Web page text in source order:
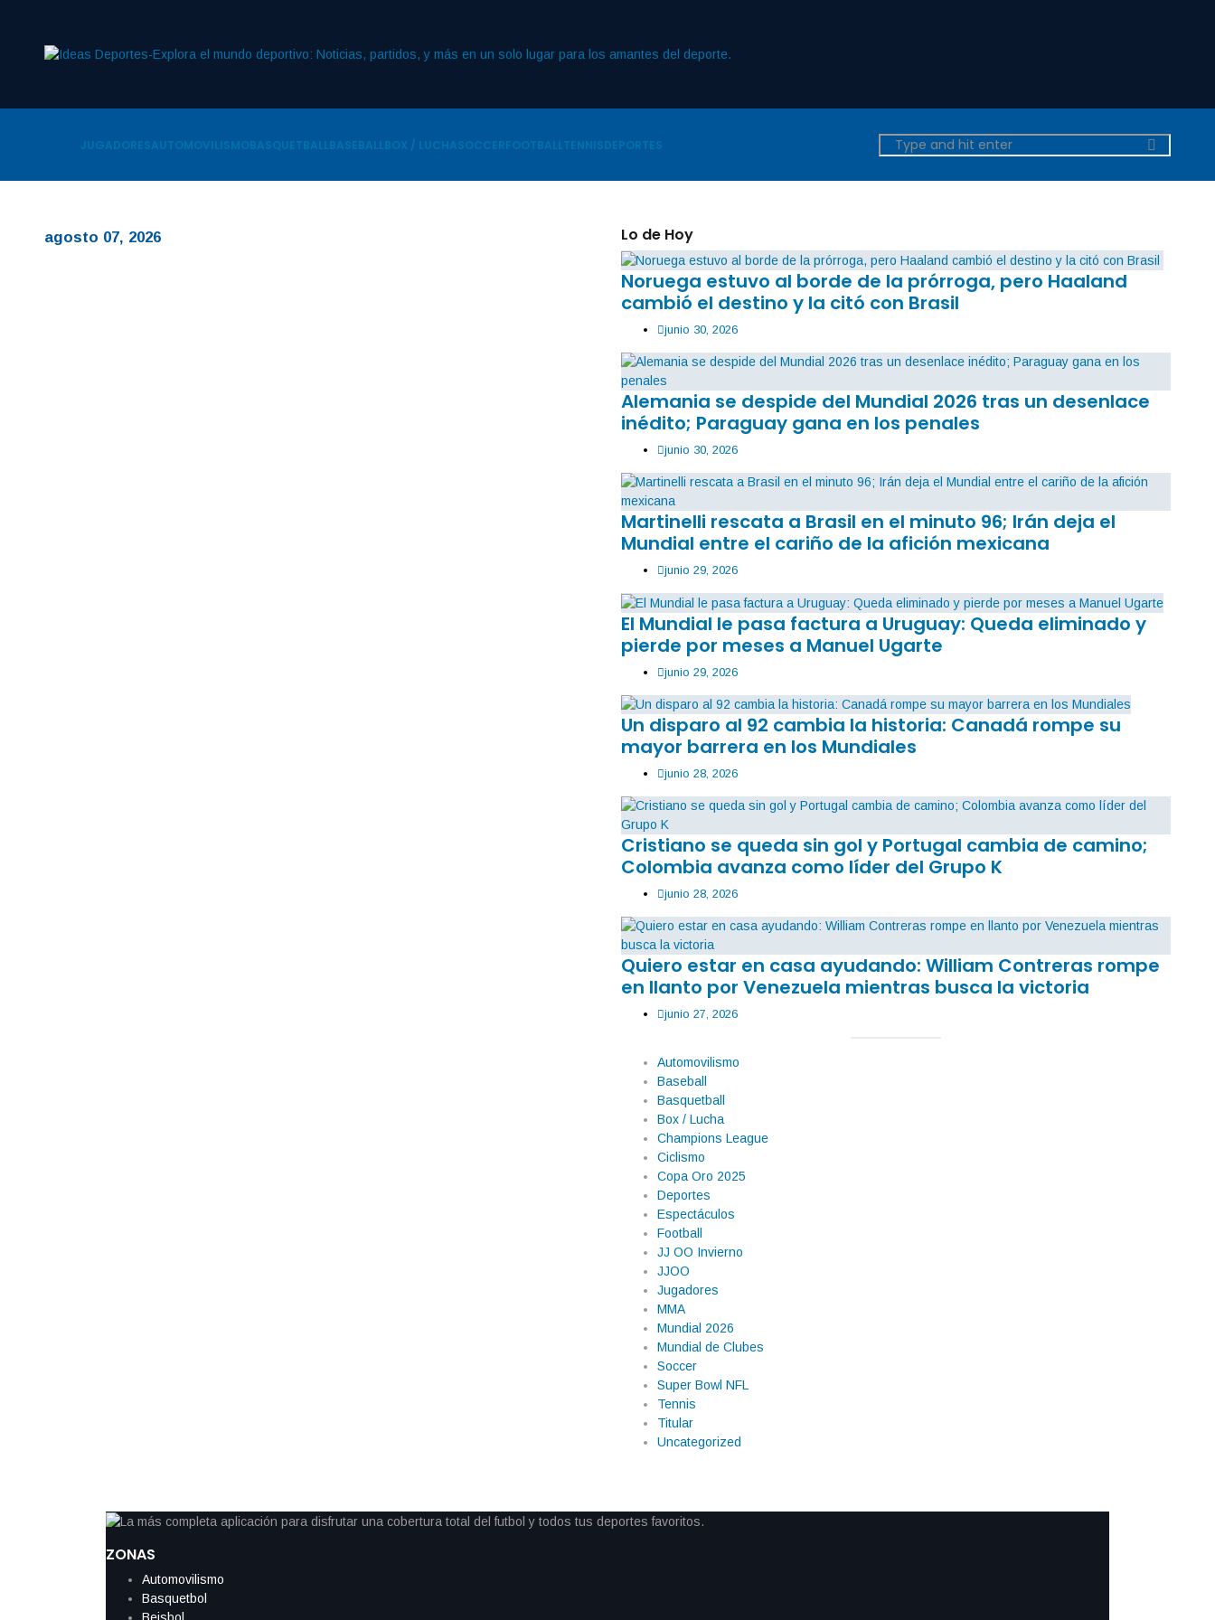
JUGADORESAUTOMOVILISMOBASQUETBALLBASEBALLBOX / LUCHASOCCERFOOTBALLTENNISDEPORTES
agosto 07, 2026 Lo de Hoy
Noruega estuvo al borde de la prórroga, pero Haaland
cambió el destino y la citó con Brasil
junio 30, 2026
Alemania se despide del Mundial 2026 tras un desenlace
inédito; Paraguay gana en los penales
junio 30, 2026
Martinelli rescata a Brasil en el minuto 96; Irán deja el
Mundial entre el cariño de la afición mexicana
junio 29, 2026
El Mundial le pasa factura a Uruguay: Queda eliminado y
pierde por meses a Manuel Ugarte
junio 29, 2026
Un disparo al 92 cambia la historia: Canadá rompe su
mayor barrera en los Mundiales
junio 28, 2026
Cristiano se queda sin gol y Portugal cambia de camino;
Colombia avanza como líder del Grupo K
junio 28, 2026
Quiero estar en casa ayudando: William Contreras rompe
en llanto por Venezuela mientras busca la victoria
junio 27, 2026
Automovilismo
Baseball
Basquetball
Box / Lucha
Champions League
Ciclismo
Copa Oro 2025
Deportes
Espectáculos
Football
JJ OO Invierno
JJOO
Jugadores
MMA
Mundial 2026
Mundial de Clubes
Soccer
Super Bowl NFL
Tennis
Titular
Uncategorized
ZONAS
Automovilismo
Basquetbol